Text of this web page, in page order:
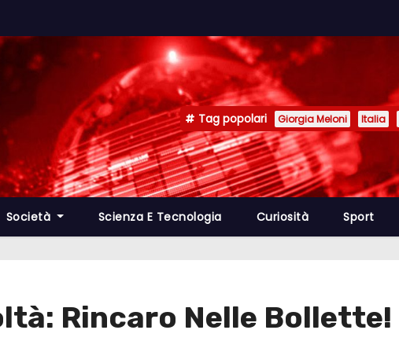
Tag popolari Giorgia Meloni Italia
Società Scienza E Tecnologia Curiosità Sport
Rincaro Nelle Bollette!